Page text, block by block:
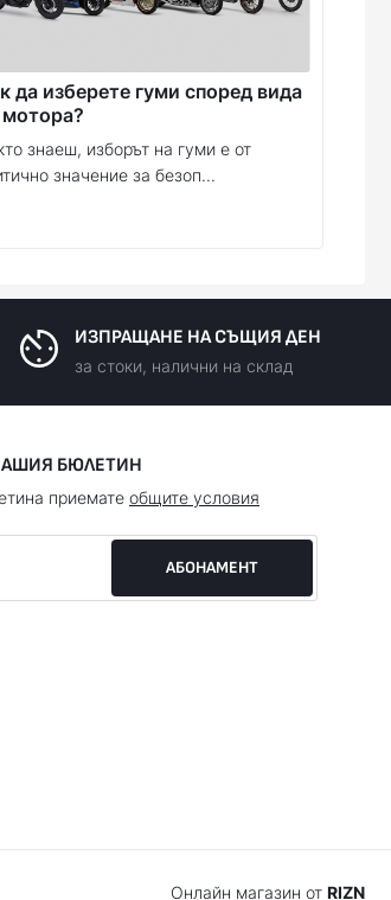
да изберете гуми според вида
мотора?
знаеш, изборът на гуми е от
значение за безоп...
ИЗПРАЩАНЕ НА СЪЩИЯ ДЕН
за стоки, налични на склад
БЮЛЕТИН
приемате общите условия
АБОНАМЕНТ
Онлайн магазин от RIZN